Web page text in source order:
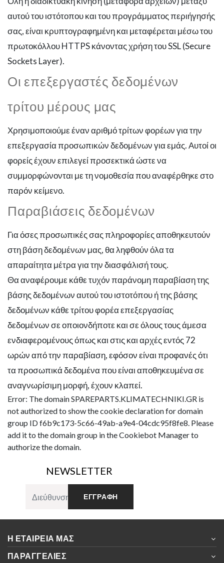
αυτού του ιστότοπου και του προγράμματος περιήγησής
σας, είναι κρυπτογραφημένη και μεταφέρεται μέσω του
πρωτοκόλλου HTTPS κάνοντας χρήση του SSL (Secure
Sockets Layer).
Οι επεξεργαστές δεδομένων
τρίτου μέρους μας
Χρησιμοποιούμε έναν αριθμό τρίτων φορέων για την
επεξεργασία προσωπικών δεδομένων για εμάς. Αυτοί οι
φορείς έχουν επιλεγεί προσεκτικά ώστε να
συμμορφώνονται με τη νομοθεσία που αναφέρθηκε στο
παρόν κείμενο.
Παραβιάσεις δεδομένων
Για όσες προσωπικές σας πληροφορίες αποθηκευτούν
στη βάση δεδομένων μας, θα ληφθούν όλα τα
απαραίτητα μέτρα για την διασφάλισή τους.
Θα αναφέρουμε κάθε τυχόν παράνομη παραβίαση της
βάσης δεδομένων αυτού του ιστοτόπου ή της βάσης
δεδομένων κάθε τρίτου φορέα επεξεργασίας
δεδομένων σε οποιονδήποτε και σε όλους τους άμεσα
ενδιαφερομένους όπως και στις και αρχές εντός 72
ωρών από την παραβίαση, εφόσον είναι προφανές ότι
τα προσωπικά δεδομένα που είναι αποθηκευμένα σε
αναγνωρίσιμη μορφή, έχουν κλαπεί.
Error: The domain SPAREPARTS.KLIMATECHNIKI.GR is
not authorized to show the cookie declaration for domain
group ID f6b9c173-5c66-49ab-a9e4-04cdc95f8fe8. Please
add it to the domain group in the Cookiebot Manager to
authorize the domain.
NEWSLETTER
ΕΓΓΡΑΦΉ
Η ΕΤΑΙΡΕΊΑ ΜΑΣ
ΠΑΡΑΓΓΕΛΊΕΣ